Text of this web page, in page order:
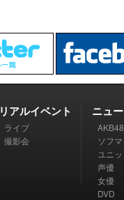
リアルイベント
ライブ
撮影会
ニュ
AKB48
ソフ
ユニ
声優
女優
DVD